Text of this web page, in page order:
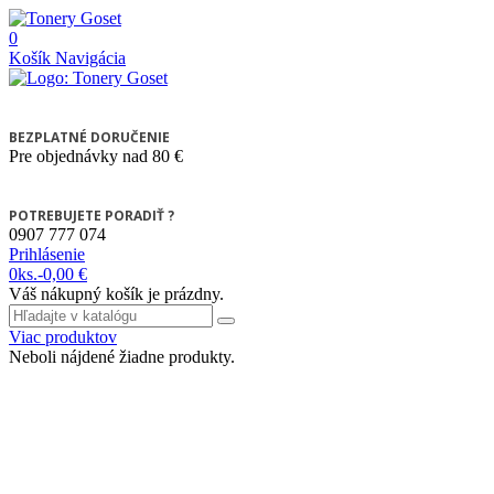
0
Košík Navigácia
BEZPLATNÉ DORUČENIE
Pre objednávky nad 80 €
POTREBUJETE PORADIŤ ?
0907 777 074
Prihlásenie
0ks.-0,00 €
Váš nákupný košík je prázdny.
Viac produktov
Neboli nájdené žiadne produkty.